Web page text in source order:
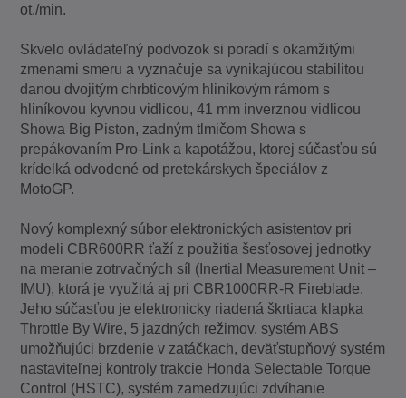
ot./min.
Skvelo ovládateľný podvozok si poradí s okamžitými
zmenami smeru a vyznačuje sa vynikajúcou stabilitou
danou dvojitým chrbticovým hliníkovým rámom s
hliníkovou kyvnou vidlicou, 41 mm inverznou vidlicou
Showa Big Piston, zadným tlmičom Showa s
prepákovaním Pro-Link a kapotážou, ktorej súčasťou sú
krídelká odvodené od pretekárskych špeciálov z
MotoGP.
Nový komplexný súbor elektronických asistentov pri
modeli CBR600RR ťaží z použitia šesťosovej jednotky
na meranie zotrvačných síl (Inertial Measurement Unit –
IMU), ktorá je využitá aj pri CBR1000RR-R Fireblade.
Jeho súčasťou je elektronicky riadená škrtiaca klapka
Throttle By Wire, 5 jazdných režimov, systém ABS
umožňujúci brzdenie v zatáčkach, deväťstupňový systém
nastaviteľnej kontroly trakcie Honda Selectable Torque
Control (HSTC), systém zamedzujúci zdvíhanie